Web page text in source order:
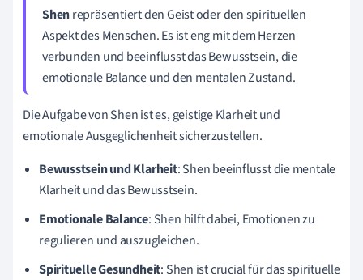
Shenrepräsentiert den Geist oder den spirituellen
Aspekt des Menschen. Es ist eng mit dem Herzen
verbunden und beeinflusst das Bewusstsein, die
emotionale Balance und den mentalen Zustand.
Die Aufgabe von Shen ist es, geistige Klarheit und
emotionale Ausgeglichenheit sicherzustellen.
Bewusstsein und Klarheit: Shen beeinflusst die mentale
Klarheit und das Bewusstsein.
Emotionale Balance: Shen hilft dabei, Emotionen zu
regulieren und auszugleichen.
Spirituelle Gesundheit: Shen ist crucial für das spirituelle